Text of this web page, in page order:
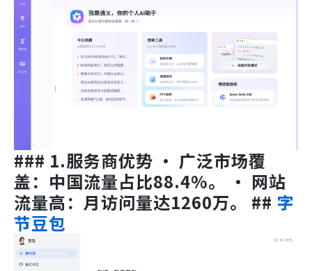
### 1.服务商优势 • 广泛市场覆
盖：中国流量占比88.4%。 • 网站
流量高：月访问量达1260万。 ## 字
节豆包